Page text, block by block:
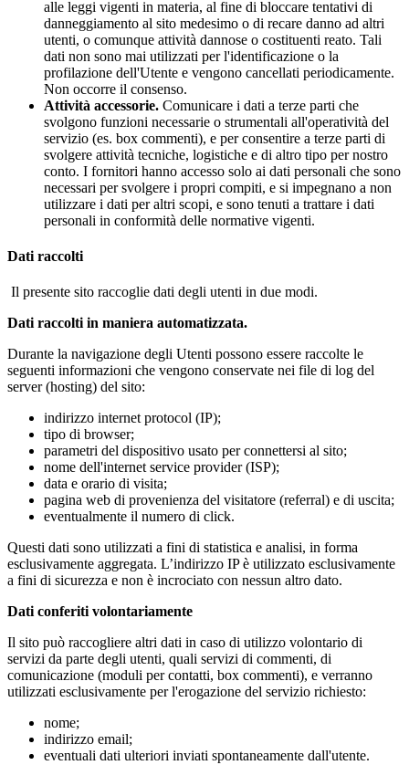
alle leggi vigenti in materia, al fine di bloccare tentativi di
danneggiamento al sito medesimo o di recare danno ad altri
utenti, o comunque attività dannose o costituenti reato. Tali
dati non sono mai utilizzati per l'identificazione o la
profilazione dell'Utente e vengono cancellati periodicamente.
Non occorre il consenso.
Attività accessorie. Comunicare i dati a terze parti che
svolgono funzioni necessarie o strumentali all'operatività del
servizio (es. box commenti), e per consentire a terze parti di
svolgere attività tecniche, logistiche e di altro tipo per nostro
conto. I fornitori hanno accesso solo ai dati personali che sono
necessari per svolgere i propri compiti, e si impegnano a non
utilizzare i dati per altri scopi, e sono tenuti a trattare i dati
personali in conformità delle normative vigenti.
Dati raccolti
Il presente sito raccoglie dati degli utenti in due modi.
Dati raccolti in maniera automatizzata.
Durante la navigazione degli Utenti possono essere raccolte le
seguenti informazioni che vengono conservate nei file di log del
server (hosting) del sito:
indirizzo internet protocol (IP);
tipo di browser;
parametri del dispositivo usato per connettersi al sito;
nome dell'internet service provider (ISP);
data e orario di visita;
pagina web di provenienza del visitatore (referral) e di uscita;
eventualmente il numero di click.
Questi dati sono utilizzati a fini di statistica e analisi, in forma
esclusivamente aggregata. L’indirizzo IP è utilizzato esclusivamente
a fini di sicurezza e non è incrociato con nessun altro dato.
Dati conferiti volontariamente
Il sito può raccogliere altri dati in caso di utilizzo volontario di
servizi da parte degli utenti, quali servizi di commenti, di
comunicazione (moduli per contatti, box commenti), e verranno
utilizzati esclusivamente per l'erogazione del servizio richiesto:
nome;
indirizzo email;
eventuali dati ulteriori inviati spontaneamente dall'utente.